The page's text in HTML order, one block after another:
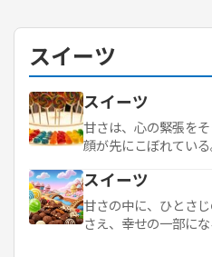
スイーツ
スイーツ
甘さは、心の緊張を
顔が先にこぼれている
スイーツ
甘さの中に、ひとさ
さえ、幸せの一部にな